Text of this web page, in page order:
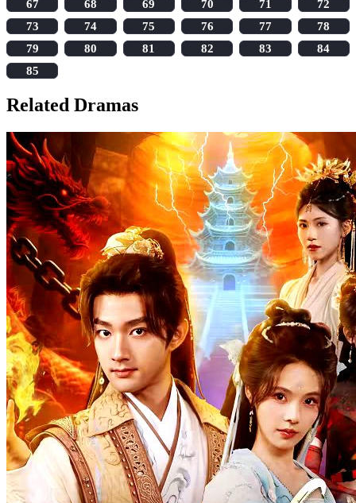
67
68 69 70 71
72
73
74 75 76 77
78
79
80 81 82 83
84
85
Related Dramas